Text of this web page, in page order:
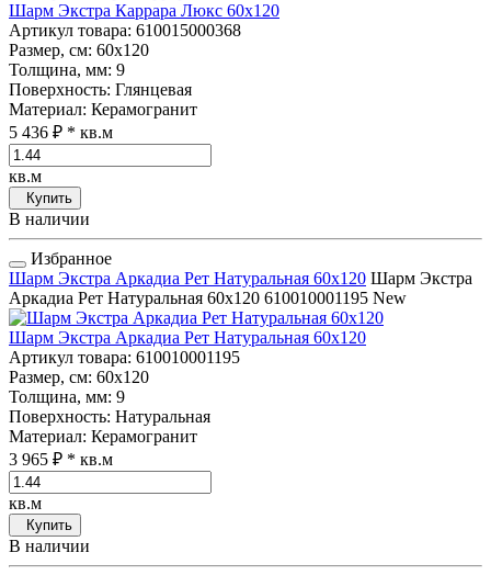
Шарм Экстра Каррара Люкс 60x120
Артикул товара: 610015000368
Размер, см: 60x120
Толщина, мм: 9
Поверхность: Глянцевая
Материал: Керамогранит
5 436 ₽ * кв.м
кв.м
Купить
В наличии
Избранное
Шарм Экстра Аркадиа Рет Натуральная 60x120 Шарм Экстра
Аркадиа Рет Натуральная 60x120 610010001195 New
Шарм Экстра Аркадиа Рет Натуральная 60x120
Артикул товара: 610010001195
Размер, см: 60x120
Толщина, мм: 9
Поверхность: Натуральная
Материал: Керамогранит
3 965 ₽ * кв.м
кв.м
Купить
В наличии